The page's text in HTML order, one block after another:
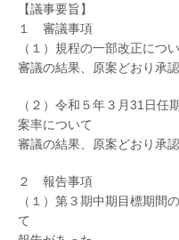
【議事要旨】
１ 審議事項
（１）規程の一部改正につ
審議の結果、原案どおり承認
（２）令和５年３月31日任
案率について
審議の結果、原案どおり承認
２ 報告事項
（１）第３期中期目標期間
て